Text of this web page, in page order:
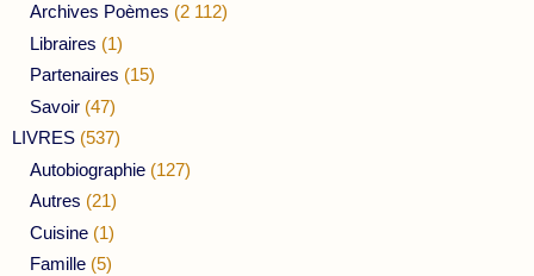
Archives Poèmes (2 112)
Libraires (1)
Partenaires (15)
Savoir (47)
LIVRES (537)
Autobiographie (127)
Autres (21)
Cuisine (1)
Famille (5)